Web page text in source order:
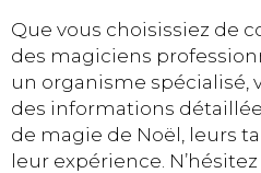
Que vous choisissiez de
des magiciens
un organisme spécialisé,
des informations
de magie de Noël, leurs
leur expérience.